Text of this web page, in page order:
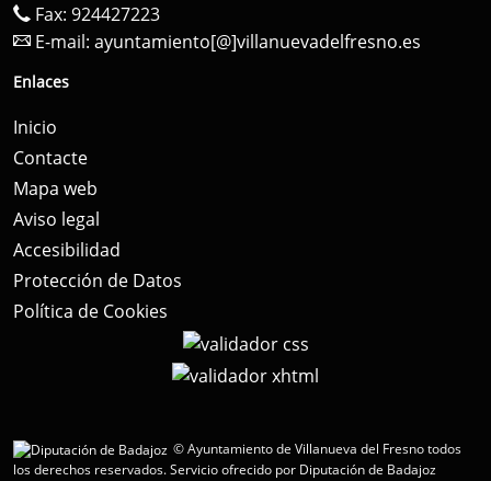
Fax: 924427223
E-mail: ayuntamiento[@]villanuevadelfresno.es
Enlaces
Inicio
Contacte
Mapa web
Aviso legal
Accesibilidad
Protección de Datos
Política de Cookies
© Ayuntamiento de Villanueva del Fresno todos
los derechos reservados.Servicio ofrecido por Diputación de Badajoz